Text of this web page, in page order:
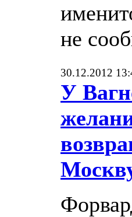
не
30.12.2012
У